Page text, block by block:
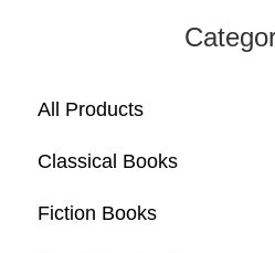
All Products
Classical Books
Fiction Books